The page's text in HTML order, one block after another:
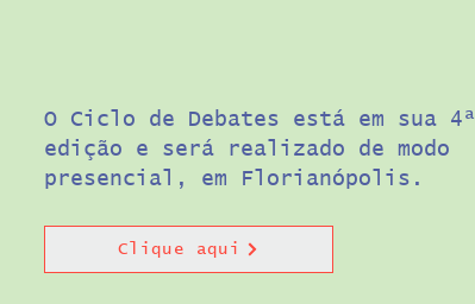
O Ciclo de Debates está em sua 4ª
edição e será realizado de modo
presencial, em Florianópolis.
Clique aqui